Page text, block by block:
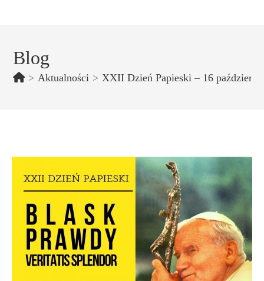
Blog
> Aktualności > XXII Dzień Papieski – 16